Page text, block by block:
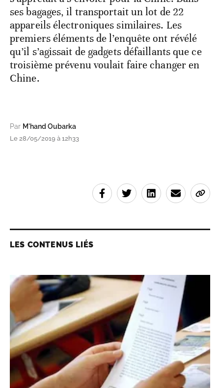
ses bagages, il transportait un lot de 22
appareils électroniques similaires. Les
premiers éléments de l’enquête ont révélé
qu’il s’agissait de gadgets défaillants que ce
troisième prévenu voulait faire changer en
Chine.
Par M'hand Oubarka
Le 28/05/2019 à 12h33
LES CONTENUS LIÉS